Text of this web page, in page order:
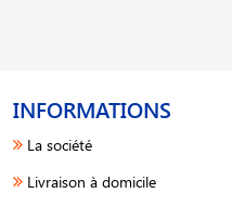
INFORMATIONS
La société
Livraison à domicile